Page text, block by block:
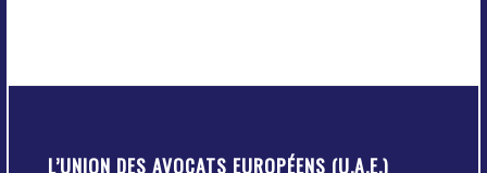
L’UNION DES AVOCATS EUROPÉENS (U.A.E.)